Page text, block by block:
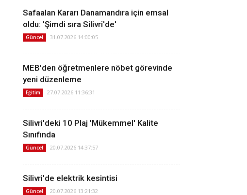
Safaalan Kararı Danamandıra için emsal
oldu: 'Şimdi sıra Silivri'de'
Güncel 31.07.2026 14:00:05
MEB'den öğretmenlere nöbet görevinde
yeni düzenleme
Eğitim 27.07.2026 11:36:31
Silivri'deki 10 Plaj 'Mükemmel' Kalite
Sınıfında
Güncel 20.07.2026 14:37:57
Silivri'de elektrik kesintisi
Güncel 20.07.2026 13:21:32